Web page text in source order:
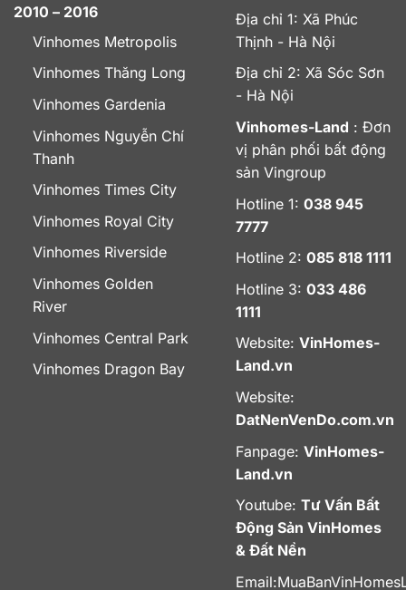
2010 – 2016
Vinhomes Metropolis
Vinhomes Thăng Long
Vinhomes Gardenia
Vinhomes Nguyễn Chí
Thanh
Vinhomes Times City
Vinhomes Royal City
Vinhomes Riverside
Vinhomes Golden
River
Vinhomes Central Park
Vinhomes Dragon Bay
Địa chỉ 1: Xã Phúc
Thịnh - Hà Nội
Địa chỉ 2: Xã Sóc Sơn
- Hà Nội
Vinhomes-Land : Đơn
vị phân phối bất động
sản Vingroup
Hotline 1: 038 945
7777
Hotline 2: 085 818 1111
Hotline 3: 033 486
1111
Website: VinHomes-
Land.vn
Website:
DatNenVenDo.com.vn
Fanpage: VinHomes-
Land.vn
Youtube: Tư Vấn Bất
Động Sản VinHomes
& Đất Nền
Email: